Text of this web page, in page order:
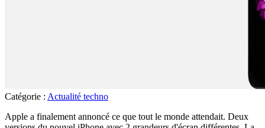
Catégorie : Actualité techno
Apple a finalement annoncé ce que tout le monde attendait. Deux